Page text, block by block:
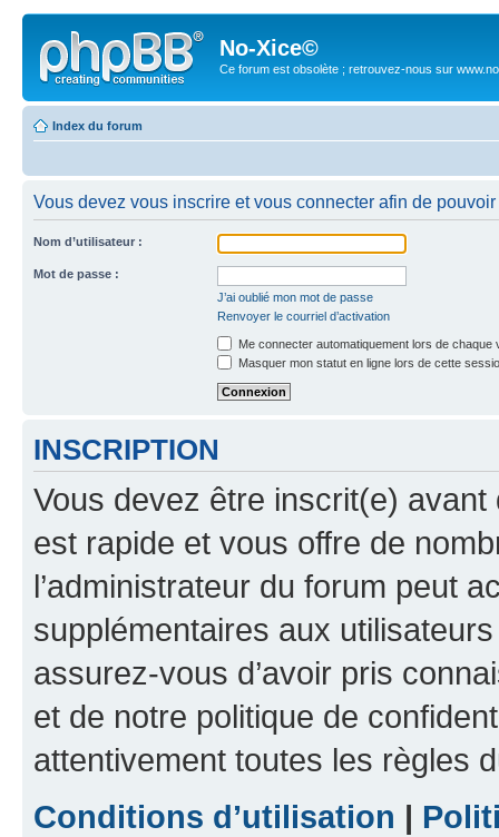
No-Xice©
Ce forum est obsolète ; retrouvez-nous sur
Index du forum
Vous devez vous inscrire et vous connecter afin de
Nom d’utilisateur :
Mot de passe :
J’ai oublié mon mot de passe
Renvoyer le courriel d’activation
Me connecter automatiquement lors de chaque
Masquer mon statut en ligne lors de cette
INSCRIPTION
Vous devez être inscrit(e) avant
est rapide et vous offre de
l’administrateur du forum peut
supplémentaires aux
assurez-vous d’avoir pris
et de notre politique de
attentivement toutes les règles
Conditions d’utilisation |